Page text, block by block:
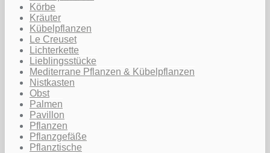
Körbe
Kräuter
Kübelpflanzen
Le Creuset
Lichterkette
Lieblingsstücke
Mediterrane Pflanzen & Kübelpflanzen
Nistkasten
Obst
Palmen
Pavillon
Pflanzen
Pflanzgefäße
Pflanztische